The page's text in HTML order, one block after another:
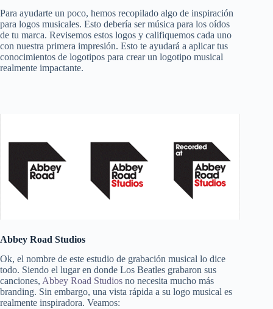
Para ayudarte un poco, hemos recopilado algo de inspiración
para logos musicales. Esto debería ser música para los oídos
de tu marca. Revisemos estos logos y califiquemos cada uno
con nuestra primera impresión. Esto te ayudará a aplicar tus
conocimientos de logotipos para crear un logotipo musical
realmente impactante.
Abbey Road Studios
Ok, el nombre de este estudio de grabación musical lo dice
todo. Siendo el lugar en donde Los Beatles grabaron sus
canciones, Abbey Road Studios no necesita mucho más
branding. Sin embargo, una vista rápida a su logo musical es
realmente inspiradora. Veamos: